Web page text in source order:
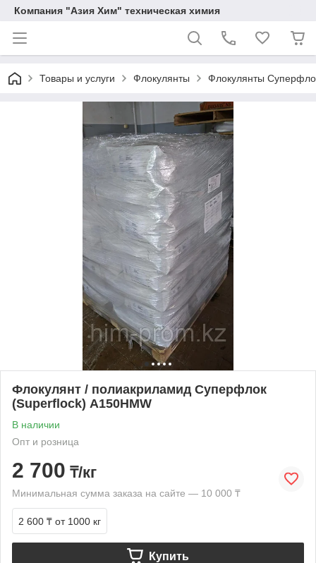
Компания "Азия Хим" техническая химия
Товары и услуги Флокулянты Флокулянты
Флокулянт / полиакриламид Суперфлок
(Superflock) A150HMW
В наличии
Опт и розница
2 700 ₸/кг
Минимальная сумма заказа на сайте — 10 000 ₸
2 600 ₸ от 1000 кг
Купить